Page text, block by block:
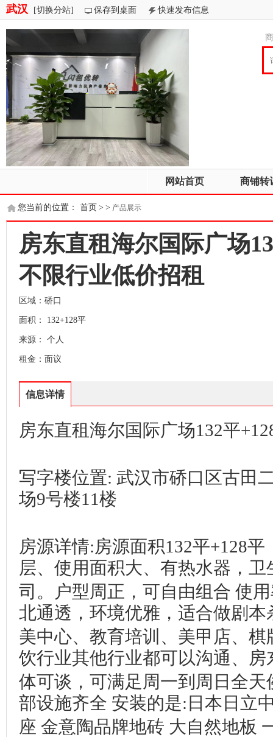
武汉 [切换分站] 保存到桌面 快速发布信息
网站首页 商铺转
您当前的位置： 首页 > > 产品展示
房东直租海尔国际广场
不限行业低价招租
区域：硚口
面积： 132+128平
来源： 个人
租金：面议
信息详情
房东直租海尔国际广场132平
写字楼位置: 武汉市硚口区古田
场9号楼11楼
房源详情:房源面积132平+128
层、使用面积大、有热水器，
司。户型周正，可自由组合 使
北通透，环境优雅，适合做剧
美中心、教育培训、美甲店、
饮行业其他行业都可以沟通、
体可谈，可满足周一到周日全
部设施齐全 安装的是:日本日立
座 金意陶品牌地砖 大自然地板